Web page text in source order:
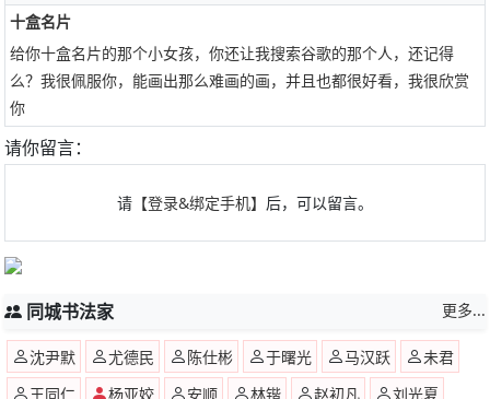
十盒名片
给你十盒名片的那个小女孩，你还让我搜索谷歌的那个人，还记得
么？我很佩服你，能画出那么难画的画，并且也都很好看，我很欣赏
你
请你留言：
请 【登录&绑定手机】 后，可以留言。
同城书法家 更多...
沈尹默 尤德民 陈仕彬 于曙光 马汉跃
未君
王同仁
杨亚姣 安顺 林锴 赵初凡
刘光夏